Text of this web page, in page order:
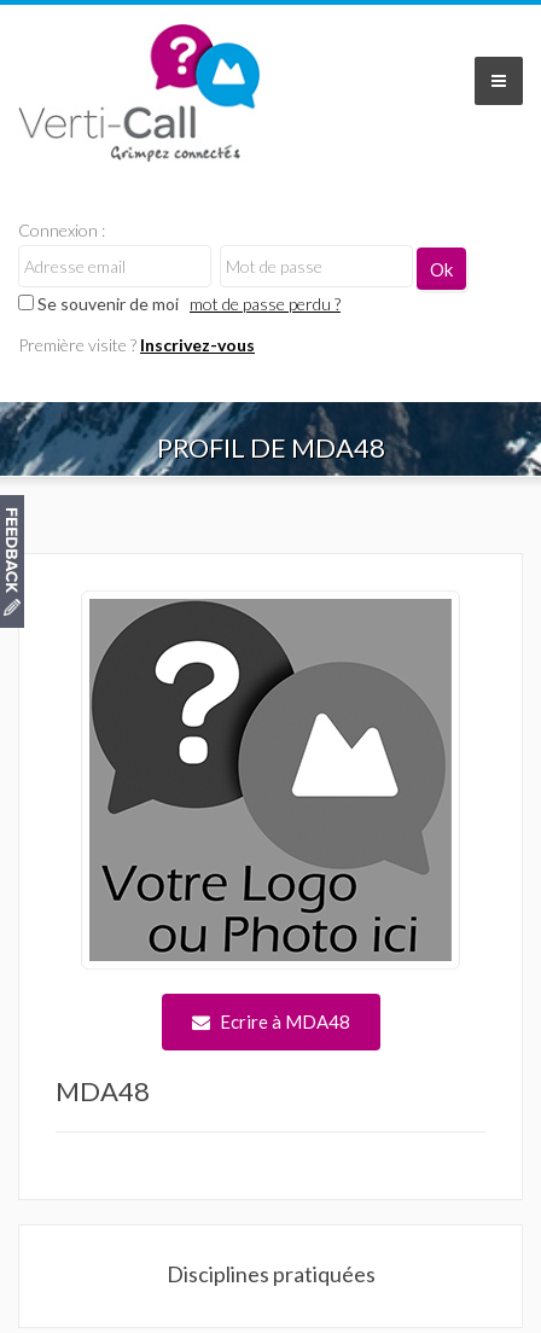
Connexion :
Se souvenir de moi mot de passe perdu ?
Première visite ? Inscrivez-vous
PROFIL DE MDA48
Ecrire à MDA48
MDA48
Disciplines pratiquées